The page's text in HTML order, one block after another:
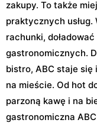
zakupy. To także
praktycznych usług.
rachunki,
gastronomicznych.
bistro, ABC staje się
na mieście. Od hot
parzoną kawę i na
gastronomiczna